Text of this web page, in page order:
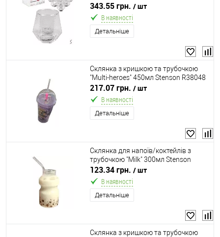
343.55 грн. / шт
В наявності
Детальніше
Склянка з кришкою та трубочкою
"Multi-heroes" 450мл Stenson R38048
217.07 грн. / шт
В наявності
Детальніше
Склянка для напоїв/коктейлів з
трубочкою "Milk" 300мл Stenson
R42333
123.34 грн. / шт
В наявності
Детальніше
Склянка з кришкою та трубочкою